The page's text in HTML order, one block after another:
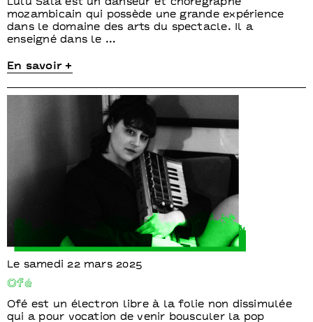
mozambicain qui possède une grande expérience
dans le domaine des arts du spectacle. Il a
enseigné dans le …
En savoir +
Le samedi 22 mars 2025
Ofé
Ofé est un électron libre à la folie non dissimulée
qui a pour vocation de venir bousculer la pop